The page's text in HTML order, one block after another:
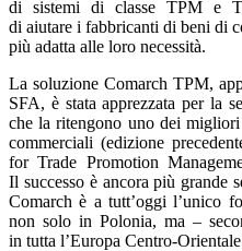
di sistemi di classe TPM e
di aiutare i fabbricanti di beni di
più adatta alle loro necessità.
La soluzione Comarch TPM,
SFA, è stata apprezzata per la
che la ritengono uno dei
commerciali (edizione
for Trade Promotion
Il successo è ancora più grande
Comarch è a tutt’oggi l’unico
non solo in Polonia, ma –
in tutta l’Europa Centro-